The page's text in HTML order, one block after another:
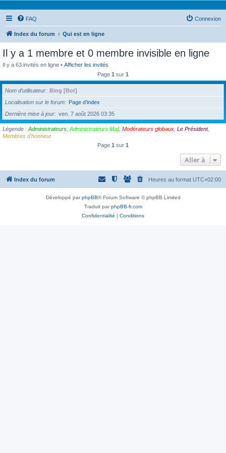
FAQ Connexion
Index du forum Qui est en ligne
Il y a 1 membre et 0 membre invisible en ligne
Il y a 63 invités en ligne • Afficher les invités
Page 1 sur 1
Nom d’utilisateur
Bing [Bot]
Localisation sur le forum
Page d’index
Dernière mise à jour
ven. 7 août 2026 03:35
Légende : Administrateurs Administrateurs Mail, Modérateurs globaux Le Président,
Membres d'honneur
Page 1 sur 1
Aller à
Index du forum Heures au format UTC+02:00
Développé parphpBB® Forum Software © phpBB Limited
Traduit parphpBB-fr.com
Confidentialité | Conditions